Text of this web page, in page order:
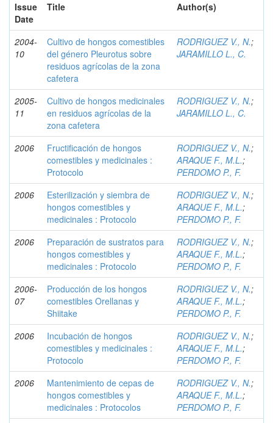
Issue
Date
Title Author(s)
2004-
10
Cultivo de hongos comestibles
del género Pleurotus sobre
residuos agrícolas de la zona
cafetera
RODRIGUEZ V., N.;
JARAMILLO L., C.
2005-
11
Cultivo de hongos medicinales
en residuos agrícolas de la
zona cafetera
RODRIGUEZ V., N.;
JARAMILLO L., C.
2006
Fructificación de hongos
comestibles y medicinales :
Protocolo
RODRIGUEZ V., N.;
ARAQUE F., M.L.;
PERDOMO P., F.
2006
Esterilización y siembra de
hongos comestibles y
medicinales : Protocolo
RODRIGUEZ V., N.;
ARAQUE F., M.L.;
PERDOMO P., F.
2006
Preparación de sustratos para
hongos comestibles y
medicinales : Protocolo
RODRIGUEZ V., N.;
ARAQUE F., M.L.;
PERDOMO P., F.
2006-
07
Producción de los hongos
comestibles Orellanas y
Shiitake
RODRIGUEZ V., N.;
ARAQUE F., M.L.;
PERDOMO P., F.
2006
Incubación de hongos
comestibles y medicinales :
Protocolo
RODRIGUEZ V., N.;
ARAQUE F., M.L.;
PERDOMO P., F.
2006
Mantenimiento de cepas de
hongos comestibles y
medicinales : Protocolos
RODRIGUEZ V., N.;
ARAQUE F., M.L.;
PERDOMO P., F.